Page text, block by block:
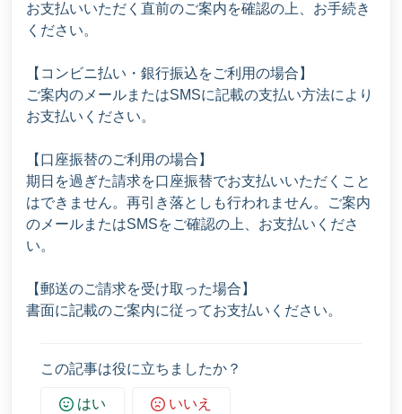
お支払いいただく直前のご案内を確認の上、お手続き
ください。
【コンビニ払い・銀行振込をご利用の場合】
ご案内のメールまたはSMSに記載の支払い方法により
お支払いください。
【口座振替のご利用の場合】
期日を過ぎた請求を口座振替でお支払いいただくこと
はできません。再引き落としも行われません。ご案内
のメールまたはSMSをご確認の上、お支払いくださ
い。
【郵送のご請求を受け取った場合】
書面に記載のご案内に従ってお支払いください。
この記事は役に立ちましたか？
はい いいえ